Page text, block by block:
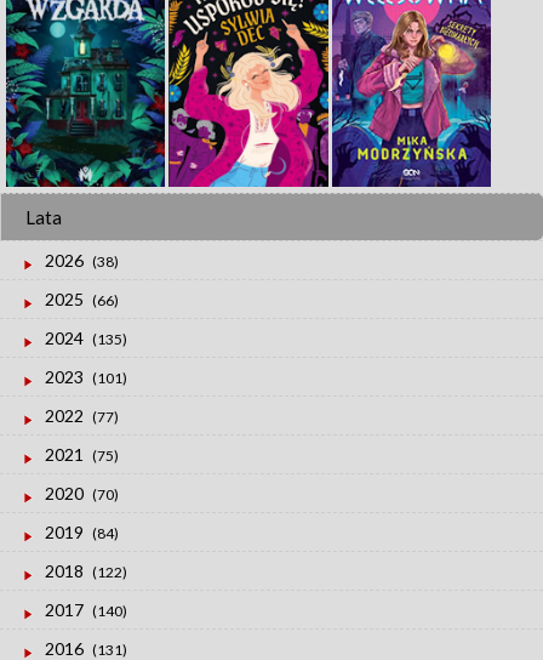
Lata
2026 (38)
2025 (66)
2024 (135)
2023 (101)
2022 (77)
2021 (75)
2020 (70)
2019 (84)
2018 (122)
2017 (140)
2016 (131)